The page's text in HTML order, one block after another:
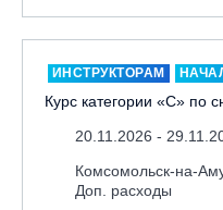
ИНСТРУКТОРАМ
Курс категории «С» по
20.11.2026 -
Комсомольск-на-
Доп. расходы